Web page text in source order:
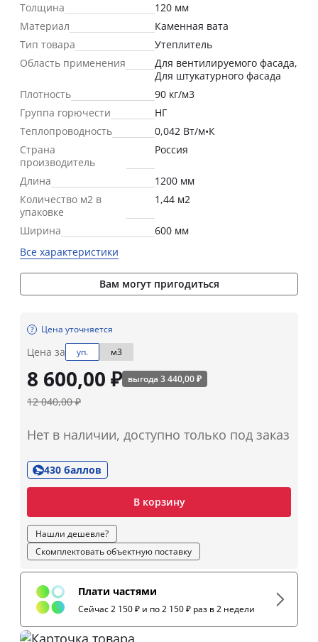
Толщина
120 мм
Материал
Каменная вата
Тип товара
Утеплитель
Область применения
Для вентилируемого фасада,
Для штукатурного фасада
Плотность
90 кг/м3
Группа горючести
НГ
Теплопроводность
0,042 Вт/м•К
Страна
производитель
Россия
Длина
1200 мм
Количество м2 в
упаковке
1,44 м2
Ширина
600 мм
Все характеристики
Вам могут пригодиться
Цена уточняется
Цена за уп. м3
8 600,00 ₽ выгода 3 440,00 ₽
12 040,00 ₽
Нет в наличии, доступно только под заказ
430 баллов
В корзину
Нашли дешевле?
Скомплектовать объектную поставку
Плати частями
Сейчас 2 150 ₽ и по 2 150 ₽ раз в 2 недели